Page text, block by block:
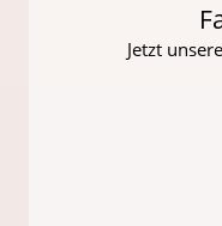
Jetzt